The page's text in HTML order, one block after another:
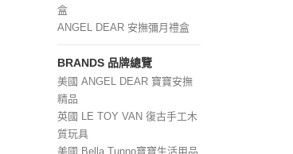
盒
ANGEL DEAR 安撫彌月禮盒
BRANDS 品牌總覽
美國 ANGEL DEAR 寶寶安撫
精品
英國 LE TOY VAN 復古手工木
質玩具
美國 Bella Tunno寶寶生活用品